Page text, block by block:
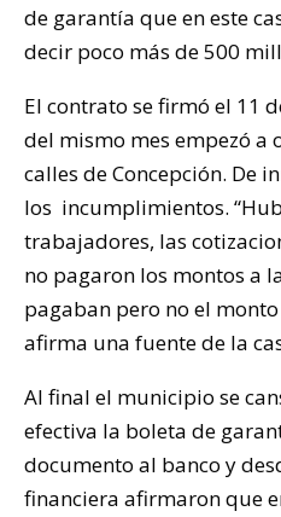
de garantía que en este
decir poco más de 500
El contrato se firmó el 11
del mismo mes empezó a
calles de Concepción. De
los incumplimientos.
trabajadores, las
no pagaron los montos a
pagaban pero no el
afirma una fuente de la
Al final el municipio se
efectiva la boleta de
documento al banco y
financiera afirmaron que